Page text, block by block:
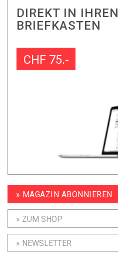
DIREKT IN IHREN
BRIEFKASTEN
CHF 75.-
» MAGAZIN ABONNIEREN
» ZUM SHOP
» NEWSLETTER